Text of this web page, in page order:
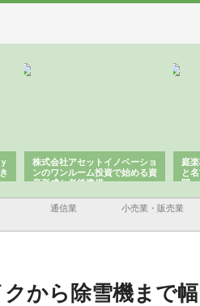
株式会社アセットイノベーショ
ンのワンルーム投資で始める資
産形成と老後準備
庭
と
間
通信業 小売業・販売業
から除雪機まで幅